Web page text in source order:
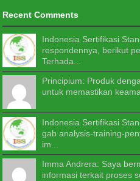
Recent Comments
Indonesia Sertifikasi
respondennya, berikut
Terhada...
Principium: Produk
untuk memastikan
Indonesia Sertifikasi
gab analysis-training-
im...
Imma Andrera: Saya
informasi terkait proses